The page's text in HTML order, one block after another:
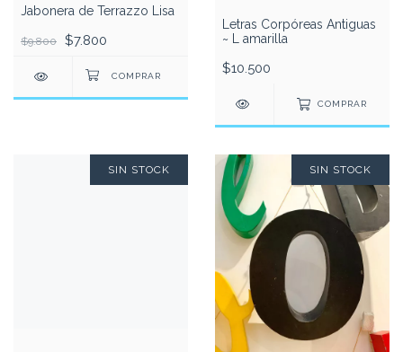
Jabonera de Terrazzo Lisa
$9.800 $7.800
Letras Corpóreas Antiguas
~ L amarilla
$10.500
COMPRAR
SIN STOCK SIN STOCK